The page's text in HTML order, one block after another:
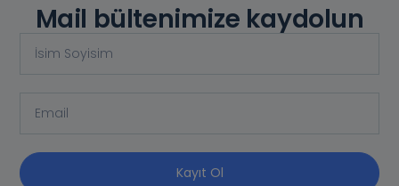
Mail bültenimize kaydolun
Kayıt Ol